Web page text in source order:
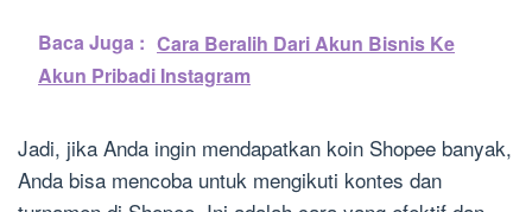
Baca Juga : Cara Beralih Dari Akun Bisnis Ke
Akun Pribadi Instagram
Jadi, jika Anda ingin mendapatkan koin Shopee banyak,
Anda bisa mencoba untuk mengikuti kontes dan